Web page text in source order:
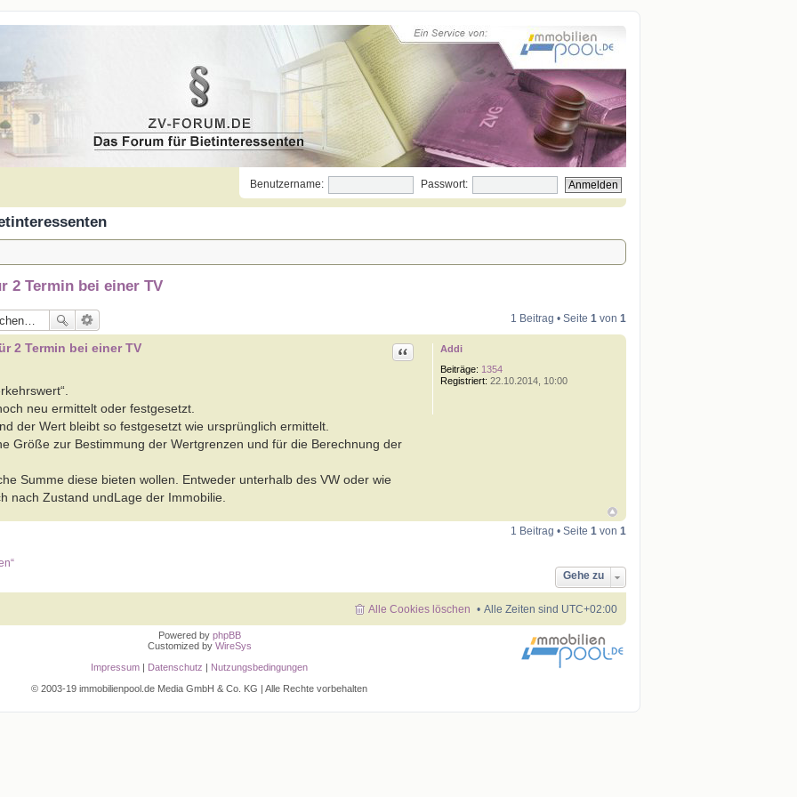
Benutzername: Passwort:
2 Termin bei einer TV
1 Beitrag • Seite 1 von 1
Addi
Beiträge: 1354
Registriert: 22.10.2014, 10:00
2 Termin bei einer TV Zitat
neu ermittelt oder festgesetzt.
der Wert bleibt so festgesetzt wie ursprünglich ermittelt.
Größe zur Bestimmung der Wertgrenzen und für die Berechnung der
Summe diese bieten wollen. Entweder unterhalb des VW oder wie
nach Zustand undLage der Immobilie.
1 Beitrag • Seite 1 von 1
Gehe zu
Alle Zeiten sind UTC+02:00
Alle Cookies löschen
Powered by phpBB
Customized by WireSys
Impressum | Datenschutz | Nutzungsbedingungen
© 2003-19 immobilienpool.de Media GmbH & Co. KG | Alle Rechte vorbehalten